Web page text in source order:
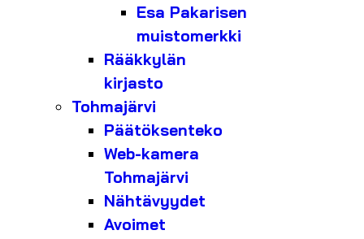
Esa Pakarisen
muistomerkki
Rääkkylän
kirjasto
Tohmajärvi
Päätöksenteko
Web-kamera
Tohmajärvi
Nähtävyydet
Avoimet